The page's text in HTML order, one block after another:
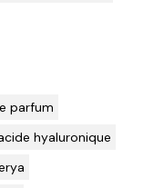
parfum
hyaluronique